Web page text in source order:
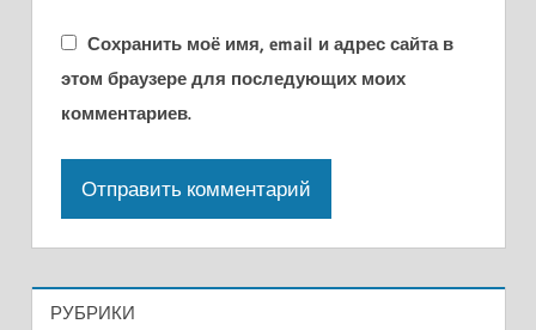
Сохранить моё имя, email и адрес сайта в
этом браузере для последующих моих
комментариев.
РУБРИКИ